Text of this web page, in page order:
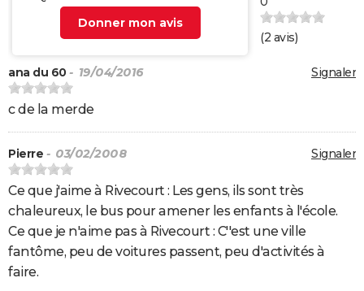
Donner mon avis
(2 avis)
Signaler
ana du 60 - 19/04/2016
c de la merde
Signaler
Pierre - 03/02/2008
Ce que j'aime à Rivecourt : Les gens, ils sont très
chaleureux, le bus pour amener les enfants à l'école.
Ce que je n'aime pas à Rivecourt : C''est une ville
fantôme, peu de voitures passent, peu d'activités à
faire.